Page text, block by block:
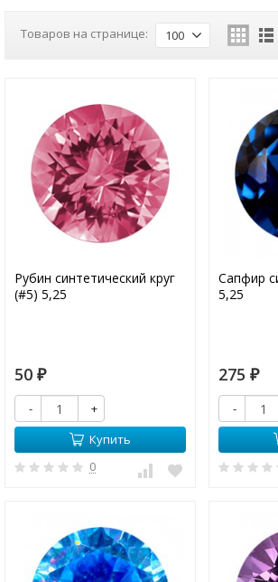
Товаров на странице: 100
Рубин синтетический круг
(#5) 5,25
50 ₽
-
+
Купить
0
Сапфир
5,25
275 ₽
-